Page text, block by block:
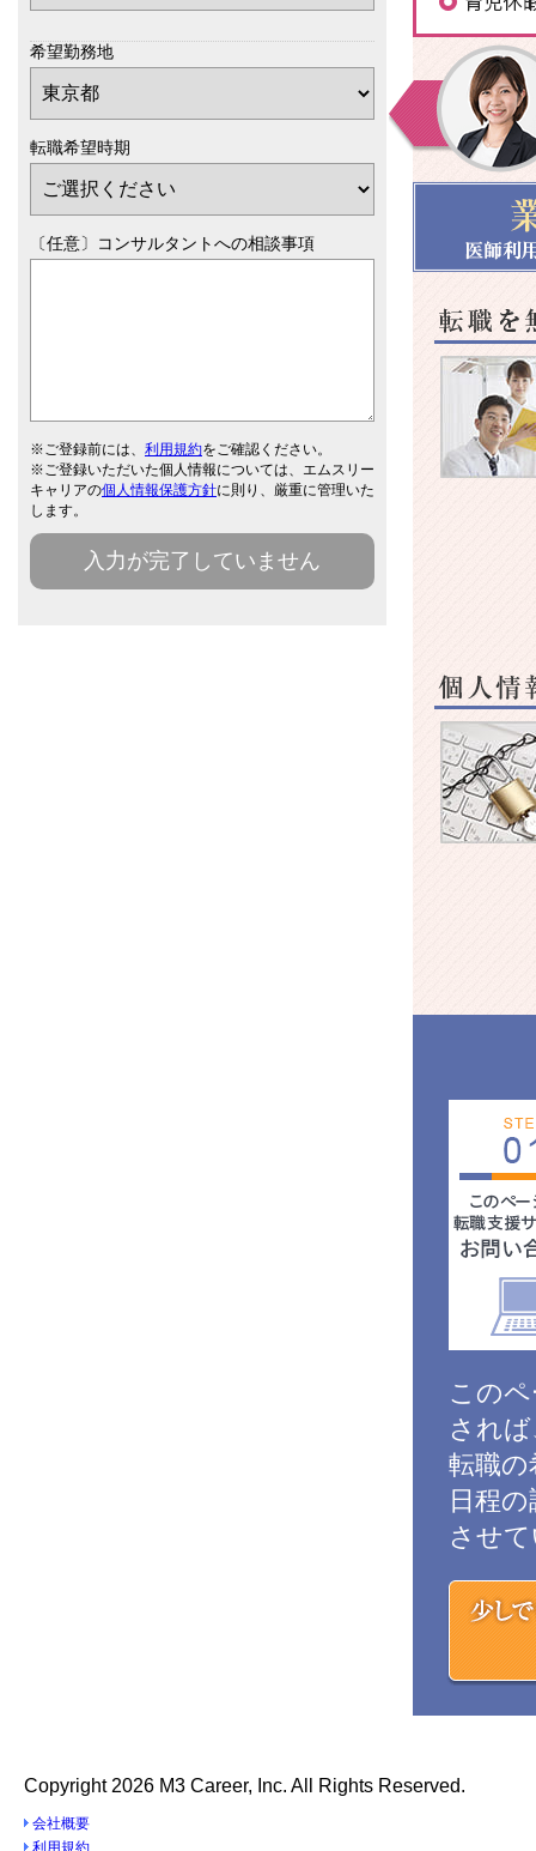
転職を無
人情報は
この
され
転職の
日程
させ
希望勤務地
転職希望時期
〔任意〕コンサルタントへの相談事項
※ご登録前には、 利用規約をご確認ください。
※ご登録いただいた個人情報については、エムスリー
キャリアの個人情報保護方針に則り、厳重に管理いた
します。
入力が完了していません
Copyright 2026 M3 Career, Inc. All Rights Reserved.
会社概要
利用規約